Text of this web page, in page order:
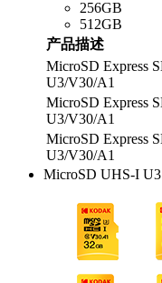
256GB
512GB
产品描述
MicroSD Express
U3/V30/A1
MicroSD Express
U3/V30/A1
MicroSD Express
U3/V30/A1
MicroSD UHS-I